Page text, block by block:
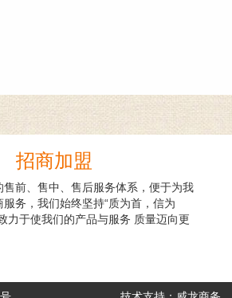
招商加盟
售前、售中、售后服务体系，便于为我
务，我们始终坚持“质为首，信为
力于使我们的产品与服务 质量迈向更